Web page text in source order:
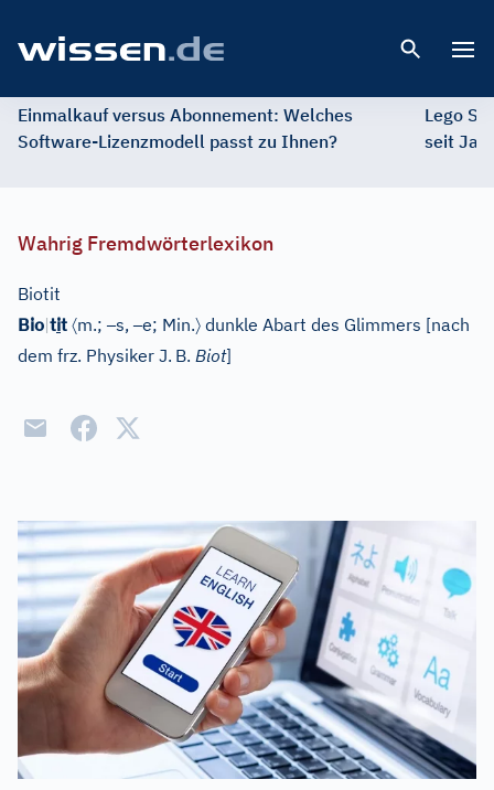
Einmalkauf versus Abonnement: Welches
Software-Lizenzmodell passt zu Ihnen?
Lego
seit
Wahrig Fremdwörterlexikon
Biotit
Bio|tit 〈m.;–s,–e; Min.〉 dunkle Abart des Glimmers [nach
dem frz. Physiker J. B. Biot]